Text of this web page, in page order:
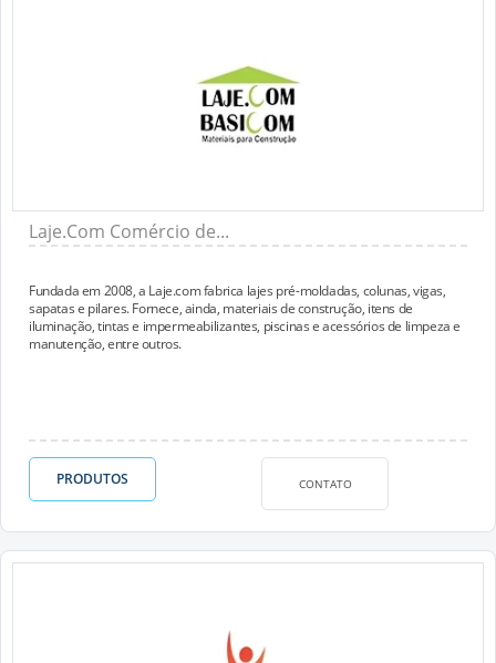
Laje.Com Comércio de...
Fundada em 2008, a Laje.com fabrica lajes pré-moldadas, colunas, vigas,
sapatas e pilares. Fornece, ainda, materiais de construção, itens de
iluminação, tintas e impermeabilizantes, piscinas e acessórios de limpeza e
manutenção, entre outros.
PRODUTOS CONTATO